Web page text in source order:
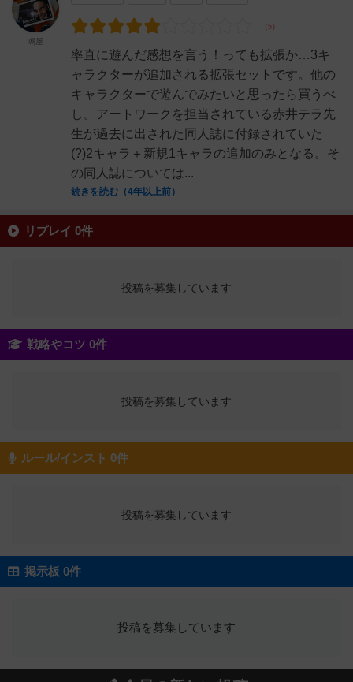
率直に遊んだ感想を言う！っても拡張か…3キ
ャラクターが追加される拡張セットです。他の
キャラクターで遊んでみたいと思ったら買うべ
し。アートワークを担当されている赤井テラ先
生が過去に出された同人誌に付録されていた
(?)2キャラ＋新規1キャラの追加のみとなる。そ
の同人誌については...
続きを読む（4年以上前）
鳴屋
リプレイ 0件
投稿を募集しています
戦略やコツ 0件
投稿を募集しています
ルール/インスト 0件
投稿を募集しています
掲示板 0件
投稿を募集しています